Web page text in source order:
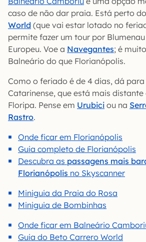
caso de não dar praia. Está perto do
World (que vai estar lotado no
permite fazer um tour por
Europeu. Voe a Navegantes; é
Balneário do que Florianópolis.
Como o feriado é de 4 dias, dá
Catarinense, que está mais
Floripa. Pense em Urubici ou na
Rastro.
Onde ficar em Florianópolis
Guia completo de Florianópolis
Descubra as passagens mais
Florianópolis no Skyscanner
Miniguia da Praia do Rosa
Miniguia de Bombinhas
Onde ficar em Balneário
Guia do Beto Carrero World